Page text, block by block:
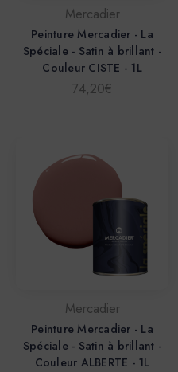
Mercadier
Peinture Mercadier - La
Spéciale - Satin à brillant -
Couleur CISTE - 1L
74,20€
Mercadier
Peinture Mercadier - La
Spéciale - Satin à brillant -
Couleur ALBERTE - 1L